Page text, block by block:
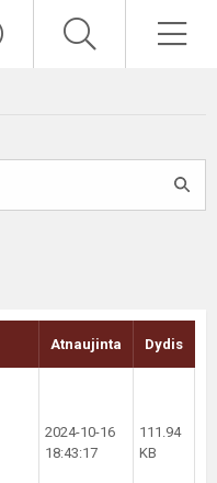
Atnaujinta Dydis
2024-10-16
18:43:17
111.94
KB